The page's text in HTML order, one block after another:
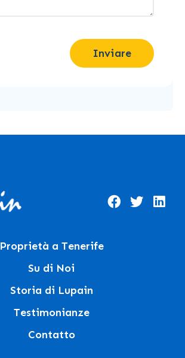
Inviare
Proprietà a Tenerife
Su di Noi
Storia di Lupain
Testimonianze
Contatto